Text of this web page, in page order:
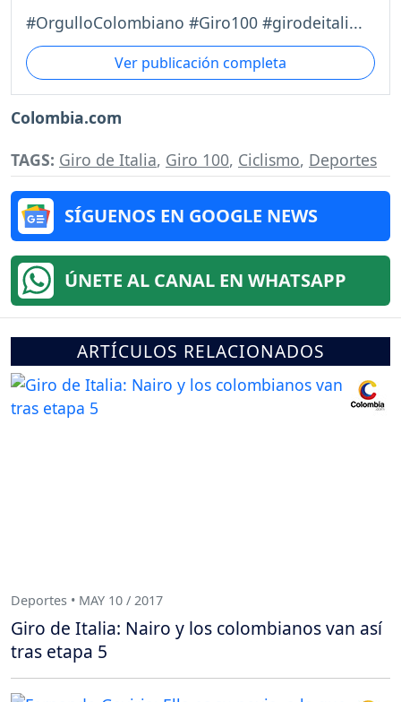
#OrgulloColombiano #Giro100 #girodeitali...
Ver publicación completa
Colombia.com
TAGS: Giro de Italia, Giro 100, Ciclismo, Deportes
SÍGUENOS EN GOOGLE NEWS
ÚNETE AL CANAL EN WHATSAPP
ARTÍCULOS RELACIONADOS
Deportes • MAY 10 / 2017
Giro de Italia: Nairo y los colombianos van así
tras etapa 5